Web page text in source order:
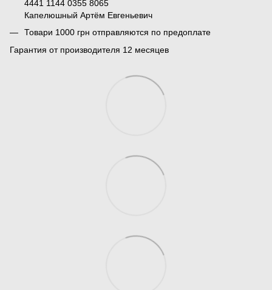
4441 1144 0355 8065
Капелюшный Артём Евгеньевич
Товари 1000 грн отправляются по предоплате
Гарантия от производителя 12 месяцев